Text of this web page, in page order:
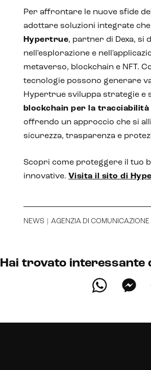
Per affrontare le nuove sfide
adottare soluzioni integrate
Hypertrue, partner di Dexa, si
nell'esplorazione e
metaverso, blockchain e NFT.
tecnologie possono generare
Hypertrue sviluppa strategie e
blockchain per la tracciabilità
offrendo un approccio che si
sicurezza, trasparenza e
Scopri come proteggere il tuo
innovative. Visita il sito di
NEWS AGENZIA DI COMUNICAZIONE
Hai trovato interessante